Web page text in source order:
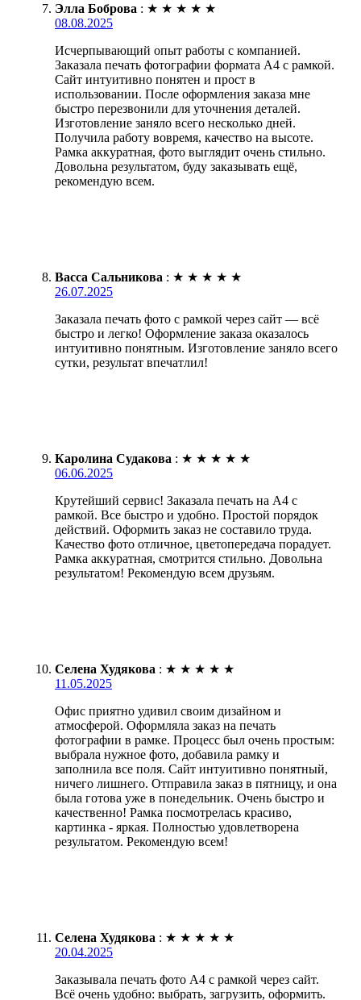
Элла Боброва : ★ ★ ★ ★ ★
08.08.2025
Исчерпывающий опыт работы с компанией.
Заказала печать фотографии формата А4 с рамкой.
Сайт интуитивно понятен и прост в
использовании. После оформления заказа мне
быстро перезвонили для уточнения деталей.
Изготовление заняло всего несколько дней.
Получила работу вовремя, качество на высоте.
Рамка аккуратная, фото выглядит очень стильно.
Довольна результатом, буду заказывать ещё,
рекомендую всем.
Васса Сальникова : ★ ★ ★ ★ ★
26.07.2025
Заказала печать фото с рамкой через сайт — всё
быстро и легко! Оформление заказа оказалось
интуитивно понятным. Изготовление заняло всего
сутки, результат впечатлил!
Каролина Судакова : ★ ★ ★ ★ ★
06.06.2025
Крутейший сервис! Заказала печать на А4 с
рамкой. Все быстро и удобно. Простой порядок
действий. Оформить заказ не составило труда.
Качество фото отличное, цветопередача порадует.
Рамка аккуратная, смотрится стильно. Довольна
результатом! Рекомендую всем друзьям.
Селена Худякова : ★ ★ ★ ★ ★
11.05.2025
Офис приятно удивил своим дизайном и
атмосферой. Оформляла заказ на печать
фотографии в рамке. Процесс был очень простым:
выбрала нужное фото, добавила рамку и
заполнила все поля. Сайт интуитивно понятный,
ничего лишнего. Отправила заказ в пятницу, и она
была готова уже в понедельник. Очень быстро и
качественно! Рамка посмотрелась красиво,
картинка - яркая. Полностью удовлетворена
результатом. Рекомендую всем!
Селена Худякова : ★ ★ ★ ★ ★
20.04.2025
Заказывала печать фото А4 с рамкой через сайт.
Всё очень удобно: выбрать, загрузить, оформить.